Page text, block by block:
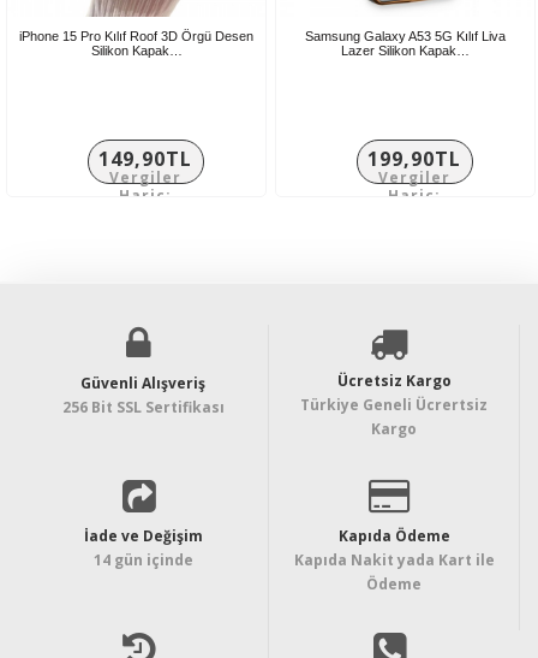
iPhone 15 Pro Kılıf Roof 3D Örgü Desen
Silikon Kapak…
149,90TL
Vergiler
Hariç:
Samsung Galaxy A53 5G Kılıf Liva
Lazer Silikon Kapak…
199,90TL
Vergiler
Hariç:
Güvenli Alışveriş
256 Bit SSL Sertifikası
Ücretsiz Kargo
Türkiye Geneli Ücrertsiz
Kargo
İade ve Değişim
14 gün içinde
Kapıda Ödeme
Kapıda Nakit yada Kart ile
Ödeme